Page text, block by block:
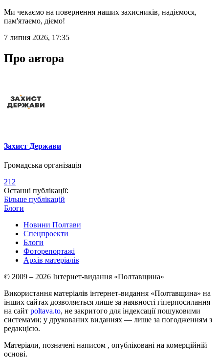
Ми чекаємо на повернення наших захисників, надіємося,
пам'ятаємо, діємо!
7 липня 2026, 17:35
Про автора
Захист Держави
Громадська організація
212
Останні публікації:
Більше публікацій
Блоги
Новини Полтави
Спецпроекти
Блоги
Фоторепортажі
Архів матеріалів
© 2009 – 2026 Інтернет-видання «Полтавщина»
Використання матеріалів інтернет-видання «Полтавщина» на
інших сайтах дозволяється лише за наявності гіперпосилання
на сайт poltava.to, не закритого для індексації пошуковими
системами; у друкованих виданнях — лише за погодженням з
редакцією.
Матеріали, позначені написом , опубліковані на комерційній
основі.